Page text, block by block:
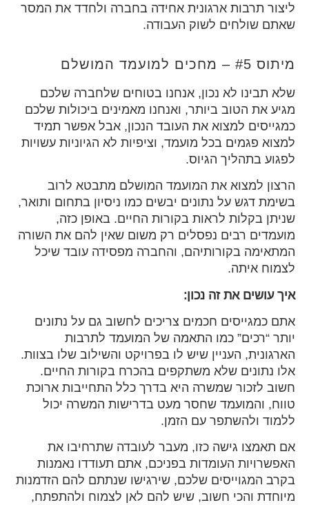
ליצור תרבות ארגונית אחידה בחברה ולחדד את המסר
שאתם שולחים לשוק העבודה.
מיתוס #5 – מחכים למועמד המושלם
שלא תבינו לא נכון, אנחנו בטוחים שלחברה שלכם
מגיע את הטוב ביותר, ואנחנו מאמינים ביכולות שלכם
כמגייסים למצוא את העובד הנכון, אבל אפשר תמיד
למצוא פגמים בכל מועמד, וציפיות לא הגיוניות עשויות
לפגוע בתהליך הגיוס.
הרצון למצוא את המועמד המושלם מתבטא לרוב
בשימת דגש על נתונים יבשים כמו ניסיון בתחום ותואר,
שניתן בקלות לראות בקורות החיים. באופן כזה,
מועמדים רבים נפסלים רק משום שאין להם את השורה
המתאימה בקורותיהם, והחברה מפסידה עובד שיכל
לצמוח איתה.
איך עושים את זה נכון:
אתם כמגייסים חכמים צריכים לחשוב גם על נתונים
יותר “רכים” כמו התאמה של המועמד לתרבות
הארגונית, העניין שיש לו בפרויקט והשילוב שלו בצוות.
אלו נתונים שלא משתקפים בהכרח בקורות החיים.
חשוב לזכור שמשרה היא בדרך כלל התחייבות ארוכת
טווח, והמועמד שחסר מעט בדרישות המשרה יכול
ללמוד ולהשתפר עם הזמן.
אם תאמצו גישה כזו, מעבר לעובדה שתרחיבו את
האפשרויות העומדות בפניכם, אתם תעודדו נאמנות
בקרב המגוייסים שלכם, שירגישו שנתתם להם הזדמנות
מיוחדת והכי חשוב, שיש להם לאן לצמוח ולהתפתח,